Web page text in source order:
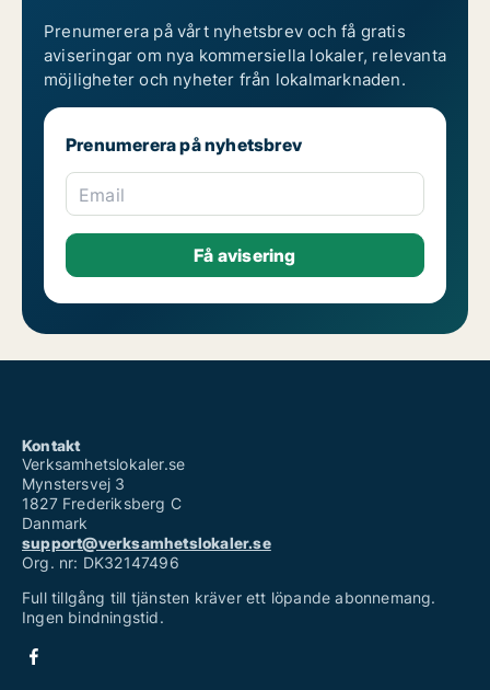
Prenumerera på vårt nyhetsbrev och få gratis
aviseringar om nya kommersiella lokaler, relevanta
möjligheter och nyheter från lokalmarknaden.
Prenumerera på nyhetsbrev
Email
Kontakt
Verksamhetslokaler.se
Mynstersvej 3
1827 Frederiksberg C
Danmark
support@verksamhetslokaler.se
Org. nr: DK32147496
Full tillgång till tjänsten kräver ett löpande abonnemang.
Ingen bindningstid.